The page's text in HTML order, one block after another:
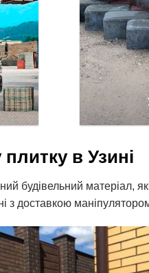
в Узині
будівельний матеріал,
з доставкою